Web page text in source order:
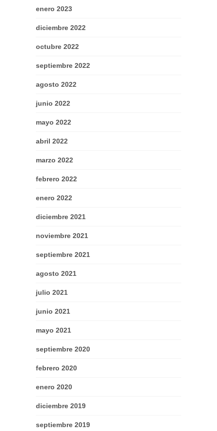
enero 2023
diciembre 2022
octubre 2022
septiembre 2022
agosto 2022
junio 2022
mayo 2022
abril 2022
marzo 2022
febrero 2022
enero 2022
diciembre 2021
noviembre 2021
septiembre 2021
agosto 2021
julio 2021
junio 2021
mayo 2021
septiembre 2020
febrero 2020
enero 2020
diciembre 2019
septiembre 2019